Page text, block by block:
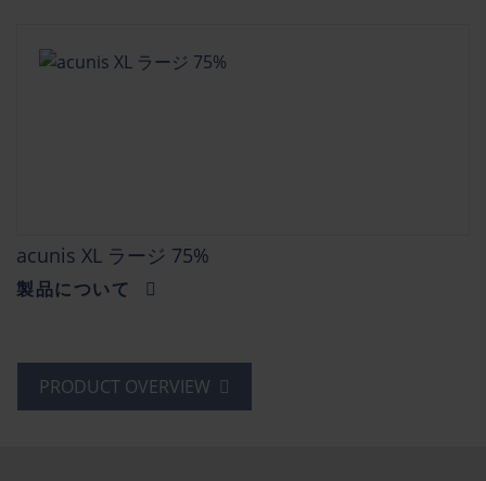
acunis XL ラージ 75%
製品について
PRODUCT OVERVIEW